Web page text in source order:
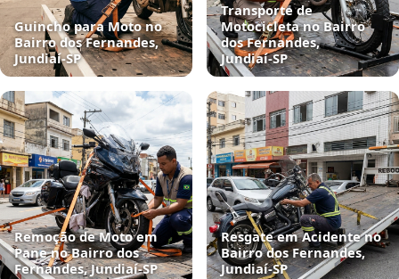
Guincho para Moto no
Bairro dos Fernandes,
Jundiaí‑SP
Transporte de
Motocicleta no Bairro
dos Fernandes,
Jundiaí‑SP
Remoção de Moto em
Pane no Bairro dos
Fernandes, Jundiaí‑SP
Resgate em Acidente no
Bairro dos Fernandes,
Jundiaí‑SP